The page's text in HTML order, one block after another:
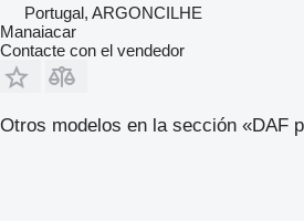
Portugal, ARGONCILHE
Manaiacar
Contacte con el vendedor
Otros modelos en la sección «DAF